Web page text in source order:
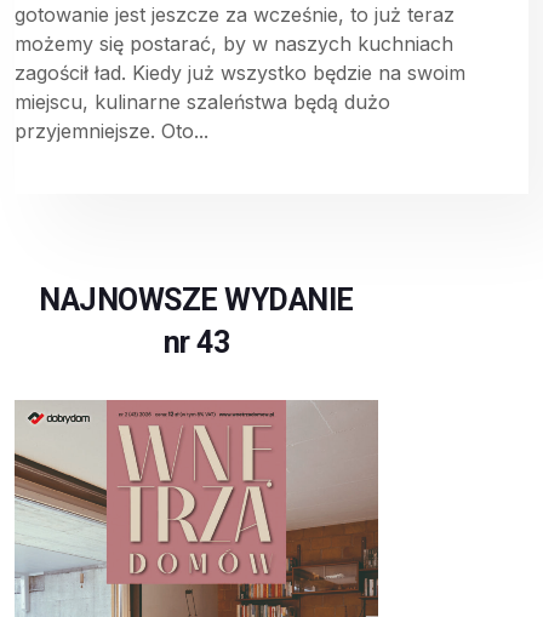
gotowanie jest jeszcze za wcześnie, to już teraz
możemy się postarać, by w naszych kuchniach
zagościł ład. Kiedy już wszystko będzie na swoim
miejscu, kulinarne szaleństwa będą dużo
przyjemniejsze. Oto...
NAJNOWSZE WYDANIE
nr 43